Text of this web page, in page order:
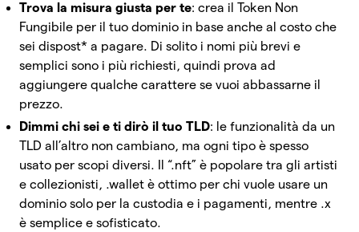
Trova la misura giusta per te: crea il Token Non
Fungibile per il tuo dominio in base anche al costo che
sei dispost* a pagare. Di solito i nomi più brevi e
semplici sono i più richiesti, quindi prova ad
aggiungere qualche carattere se vuoi abbassarne il
prezzo.
Dimmi chi sei e ti dirò il tuo TLD: le funzionalità da un
TLD all’altro non cambiano, ma ogni tipo è spesso
usato per scopi diversi. Il “.nft” è popolare tra gli artisti
e collezionisti, .wallet è ottimo per chi vuole usare un
dominio solo per la custodia e i pagamenti, mentre .x
è semplice e sofisticato.